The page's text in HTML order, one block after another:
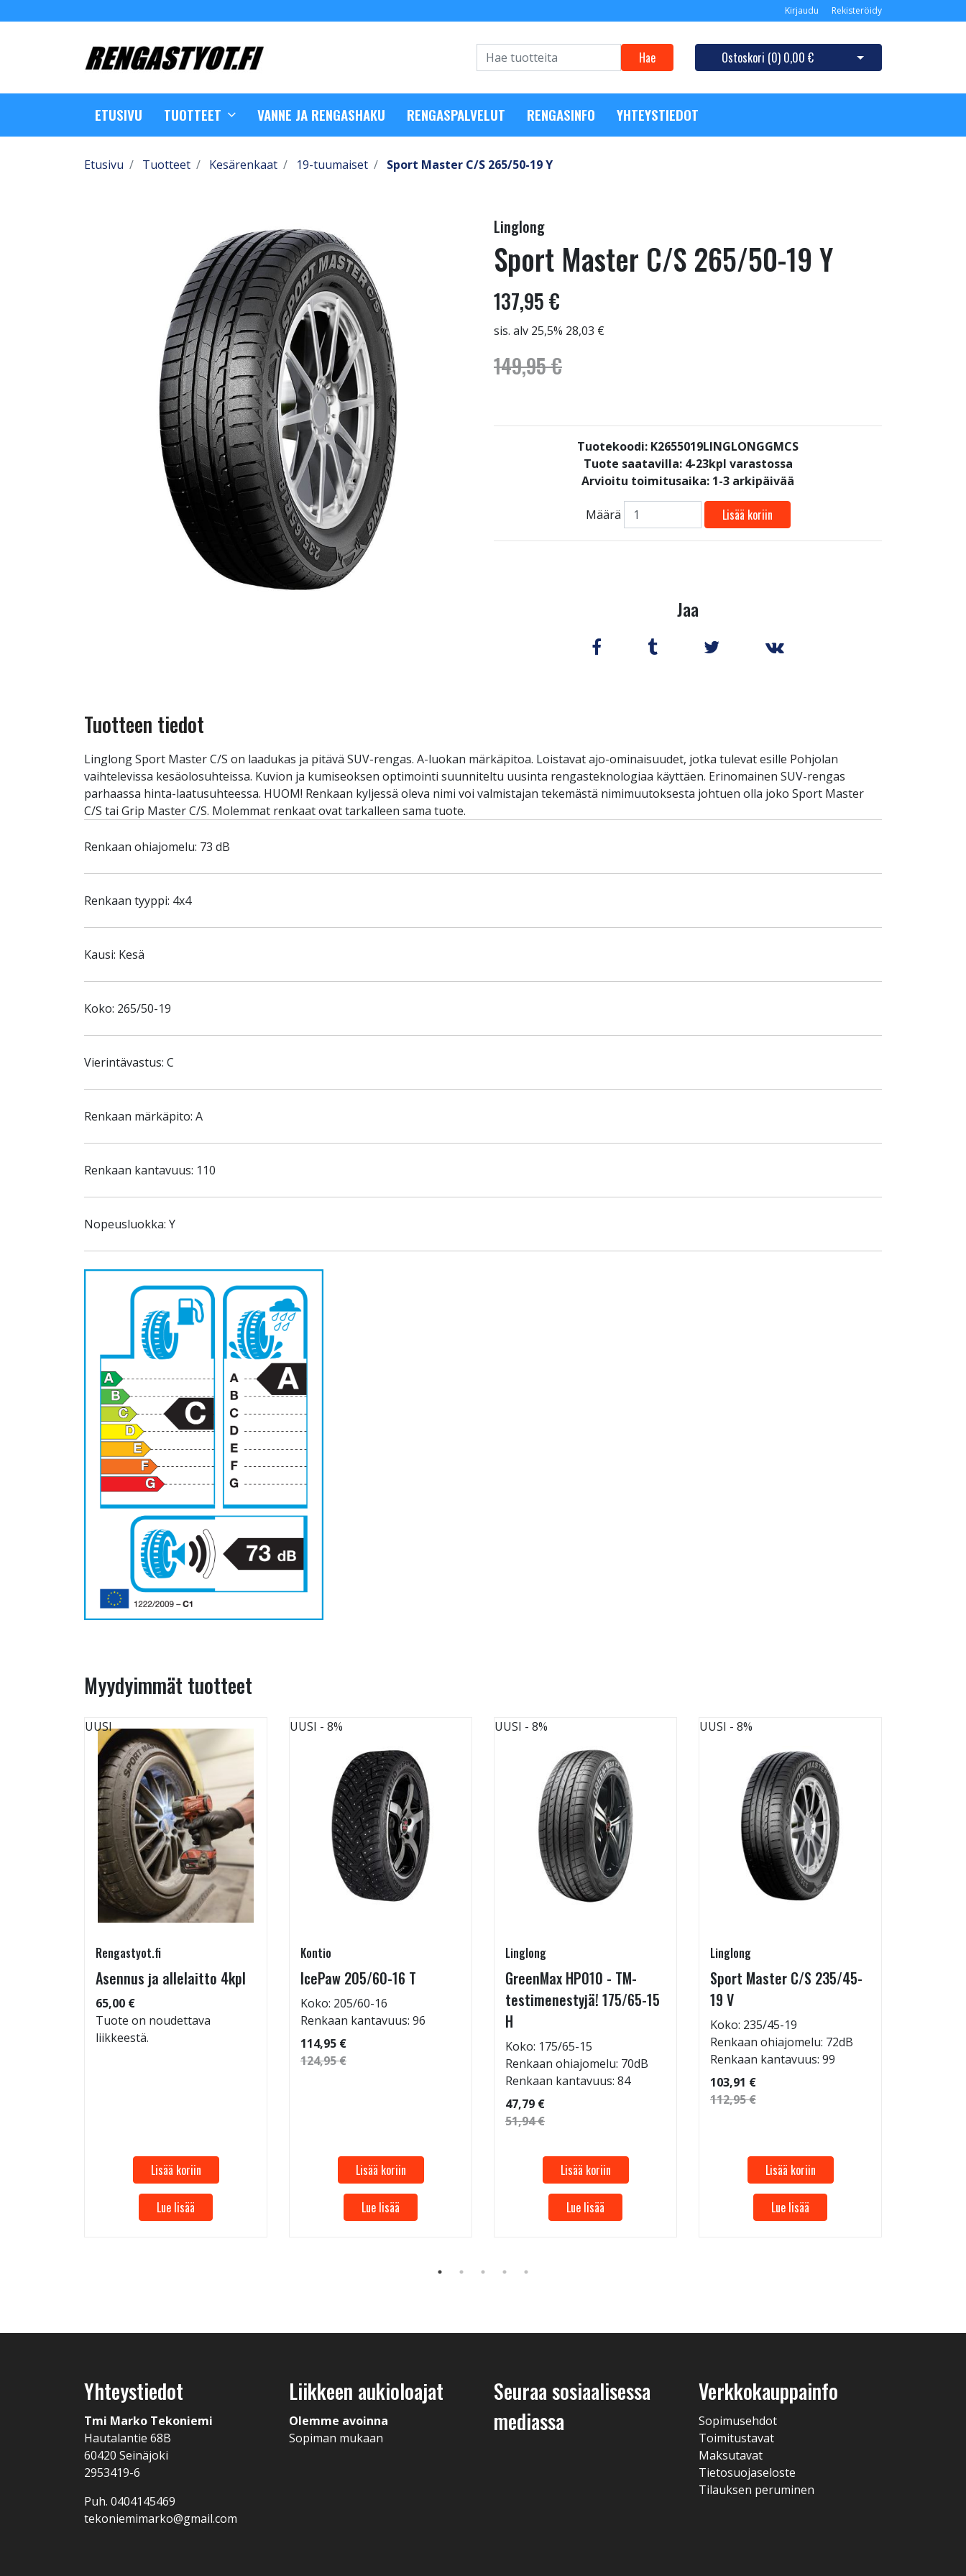
Kirjaudu Rekisteröidy
Hae Ostoskori (0) 0,00 € Avaa ostoskori
ETUSIVU TUOTTEET VANNE JA RENGASHAKU RENGASPALVELUT RENGASINFO YHTEYSTIEDOT
Etusivu Tuotteet Kesärenkaat 19-tuumaiset Sport Master C/S 265/50-19 Y
Linglong
Sport Master C/S 265/50-19 Y
137,95 €
sis. alv 25,5% 28,03 €
149,95 €
Tuotekoodi: K2655019LINGLONGGMCS
Tuote saatavilla: 4-23kpl varastossa
Arvioitu toimitusaika: 1-3 arkipäivää
Määrä Lisää koriin
Jaa
Tuotteen tiedot
Linglong Sport Master C/S on laadukas ja pitävä SUV-rengas. A-luokan märkäpitoa. Loistavat ajo-ominaisuudet, jotka tulevat esille Pohjolan
vaihtelevissa kesäolosuhteissa. Kuvion ja kumiseoksen optimointi suunniteltu uusinta rengasteknologiaa käyttäen. Erinomainen SUV-rengas
parhaassa hinta-laatusuhteessa. HUOM! Renkaan kyljessä oleva nimi voi valmistajan tekemästä nimimuutoksesta johtuen olla joko Sport Master
C/S tai Grip Master C/S. Molemmat renkaat ovat tarkalleen sama tuote.
Renkaan ohiajomelu: 73 dB
Renkaan tyyppi: 4x4
Kausi: Kesä
Koko: 265/50-19
Vierintävastus: C
Renkaan märkäpito: A
Renkaan kantavuus: 110
Nopeusluokka: Y
Myydyimmät tuotteet
UUSI
Rengastyot.fi
Asennus ja allelaitto 4kpl
65,00 €
Tuote on noudettava
liikkeestä.
Lisää koriin
Lue lisää
UUSI - 8%
Kontio
IcePaw 205/60-16 T
Koko: 205/60-16
Renkaan kantavuus: 96
114,95 €
124,95 €
Lisää koriin
Lue lisää
UUSI - 8%
Linglong
GreenMax HP010 - TM-
testimenestyjä! 175/65-15
H
Koko: 175/65-15
Renkaan ohiajomelu: 70dB
Renkaan kantavuus: 84
47,79 €
51,94 €
Lisää koriin
Lue lisää
UUSI - 8%
Linglong
Sport Master C/S 235/45-
19 V
Koko: 235/45-19
Renkaan ohiajomelu: 72dB
Renkaan kantavuus: 99
103,91 €
112,95 €
Lisää koriin
Lue lisää
Yhteystiedot
Tmi Marko Tekoniemi
Hautalantie 68B
60420 Seinäjoki
2953419-6
Puh. 0404145469
tekoniemimarko@gmail.com
Liikkeen aukioloajat
Olemme avoinna
Sopiman mukaan
Seuraa sosiaalisessa
mediassa
Verkkokauppainfo
Sopimusehdot
Toimitustavat
Maksutavat
Tietosuojaseloste
Tilauksen peruminen